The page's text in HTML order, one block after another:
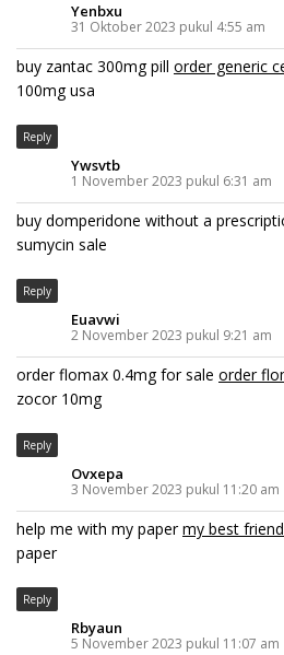
Yenbxu
31 Oktober 2023 pukul 4:55 am
buy zantac 300mg pill order generic
100mg usa
Reply
Ywsvtb
1 November 2023 pukul 6:31 am
buy domperidone without a
sumycin sale
Reply
Euavwi
2 November 2023 pukul 9:21 am
order flomax 0.4mg for sale order
zocor 10mg
Reply
Ovxepa
3 November 2023 pukul 11:20 am
help me with my papermy best
paper
Reply
Rbyaun
5 November 2023 pukul 11:07 am